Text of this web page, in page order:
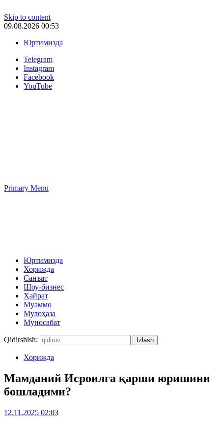
Skip to content
09.08.2026 00:53
Юртимизда
Telegram
Instagram
Facebook
YouTube
Primary Menu
Юртимизда
Хорижда
Санъат
Шоу-бизнес
Ҳайрат
Муаммо
Мулоҳаза
Муносабат
Qidirshish:
Хорижда
Мамданий Исроилга қарши юришини
бошладими?
12.11.2025 02:03